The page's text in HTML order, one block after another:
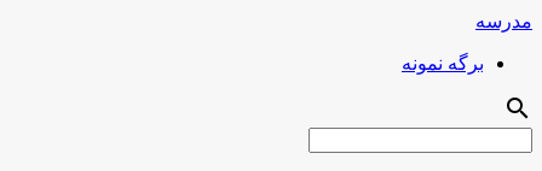
مدرسه
برگه نمونه
search